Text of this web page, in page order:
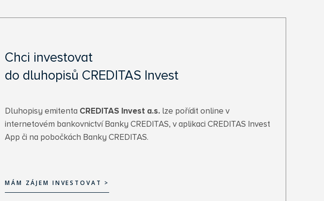
Chci investovat
do dluhopisů CREDITAS Invest
Dluhopisy emitenta CREDITAS Invest a.s. lze pořídit online v
internetovém bankovnictví Banky CREDITAS, v aplikaci CREDITAS Invest
App či na pobočkách Banky CREDITAS.
MÁM ZÁJEM INVESTOVAT >